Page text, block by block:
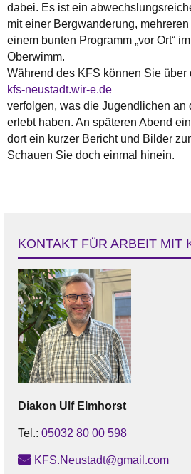
dabei. Es ist ein
mit einer Bergwanderung,
einem bunten Programm „vor Ort“
Oberwimm.
Während des KFS können Sie über
kfs-neustadt.wir-e.de
verfolgen, was die Jugendlichen an
erlebt haben. An späteren Abend
dort ein kurzer Bericht und Bilder
Schauen Sie doch einmal hinein.
KONTAKT FÜR ARBEIT MIT
Diakon Ulf Elmhorst
Tel.: 05032 80 00 598
KFS.Neustadt@gmail.com